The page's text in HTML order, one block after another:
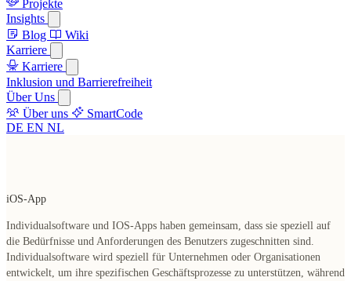
Projekte
Insights
Blog
Wiki
Karriere
Karriere
Inklusion und Barrierefreiheit
Über Uns
Über uns
SmartCode
DE EN NL
iOS-App
Individualsoftware und IOS-Apps haben gemeinsam, dass sie speziell auf
die Bedürfnisse und Anforderungen des Benutzers zugeschnitten sind.
Individualsoftware wird speziell für Unternehmen oder Organisationen
entwickelt, um ihre spezifischen Geschäftsprozesse zu unterstützen, während